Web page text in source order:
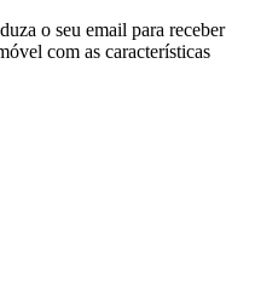
o seu email para receber
com as características